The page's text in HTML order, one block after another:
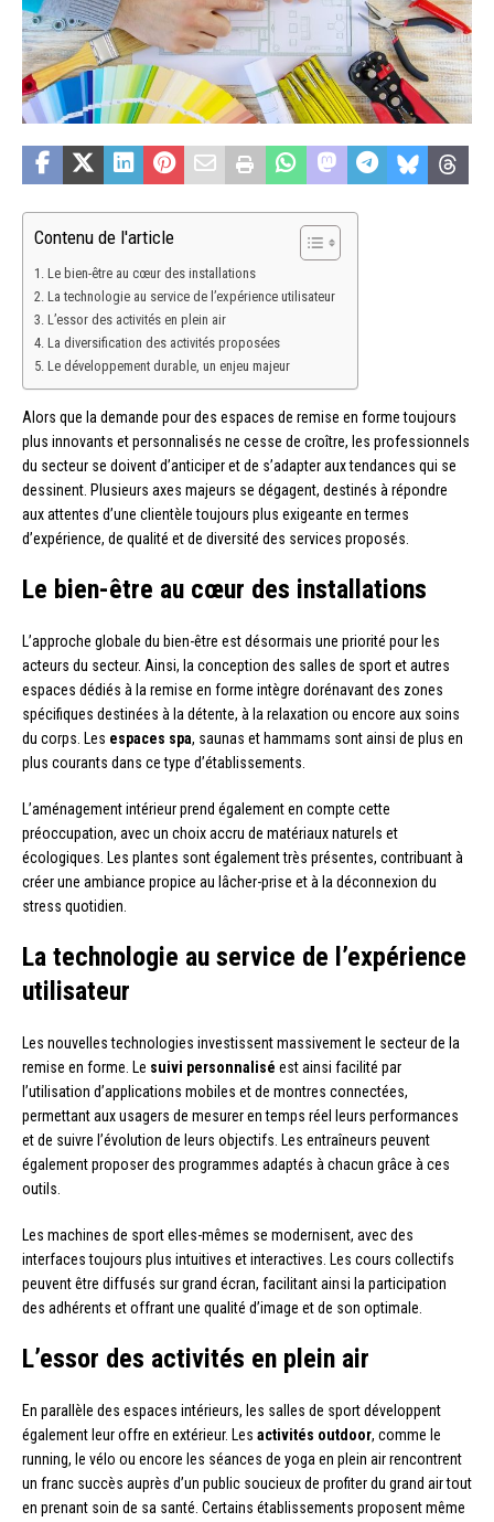
Contenu de l'article
Le bien-être au cœur des installations
La technologie au service de l’expérience utilisateur
L’essor des activités en plein air
La diversification des activités proposées
Le développement durable, un enjeu majeur
Alors que la demande pour des espaces de remise en forme toujours
plus innovants et personnalisés ne cesse de croître, les professionnels
du secteur se doivent d’anticiper et de s’adapter aux tendances qui se
dessinent. Plusieurs axes majeurs se dégagent, destinés à répondre
aux attentes d’une clientèle toujours plus exigeante en termes
d’expérience, de qualité et de diversité des services proposés.
Le bien-être au cœur des installations
L’approche globale du bien-être est désormais une priorité pour les
acteurs du secteur. Ainsi, la conception des salles de sport et autres
espaces dédiés à la remise en forme intègre dorénavant des zones
spécifiques destinées à la détente, à la relaxation ou encore aux soins
du corps. Les espaces spa, saunas et hammams sont ainsi de plus en
plus courants dans ce type d’établissements.
L’aménagement intérieur prend également en compte cette
préoccupation, avec un choix accru de matériaux naturels et
écologiques. Les plantes sont également très présentes, contribuant à
créer une ambiance propice au lâcher-prise et à la déconnexion du
stress quotidien.
La technologie au service de l’expérience
utilisateur
Les nouvelles technologies investissent massivement le secteur de la
remise en forme. Le suivi personnalisé est ainsi facilité par
l’utilisation d’applications mobiles et de montres connectées,
permettant aux usagers de mesurer en temps réel leurs performances
et de suivre l’évolution de leurs objectifs. Les entraîneurs peuvent
également proposer des programmes adaptés à chacun grâce à ces
outils.
Les machines de sport elles-mêmes se modernisent, avec des
interfaces toujours plus intuitives et interactives. Les cours collectifs
peuvent être diffusés sur grand écran, facilitant ainsi la participation
des adhérents et offrant une qualité d’image et de son optimale.
L’essor des activités en plein air
En parallèle des espaces intérieurs, les salles de sport développent
également leur offre en extérieur. Les activités outdoor, comme le
running, le vélo ou encore les séances de yoga en plein air rencontrent
un franc succès auprès d’un public soucieux de profiter du grand air tout
en prenant soin de sa santé. Certains établissements proposent même